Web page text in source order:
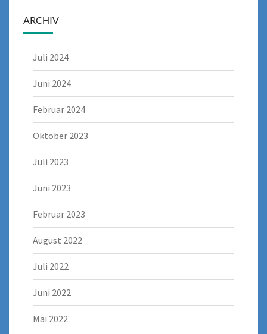
ARCHIV
Juli 2024
Juni 2024
Februar 2024
Oktober 2023
Juli 2023
Juni 2023
Februar 2023
August 2022
Juli 2022
Juni 2022
Mai 2022